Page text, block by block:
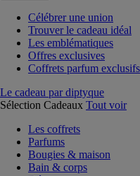
Célébrer une union
Trouver le cadeau idéal
Les emblématiques
Offres exclusives
Coffrets parfum exclusifs
Le cadeau par diptyque
Sélection Cadeaux Tout voir
Les coffrets
Parfums
Bougies & maison
Bain & corps